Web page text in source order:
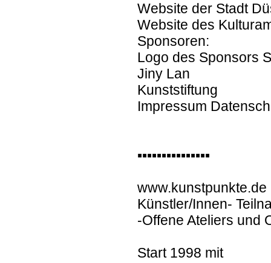
Website der Stadt
Website des
Sponsoren:
Logo des Sponsors
Jiny Lan
Kunststiftung
Impressum
▪︎▪︎▪︎▪︎▪︎▪︎▪︎▪︎▪︎▪︎▪︎▪︎▪︎▪︎▪︎
www.kunstpunkte.de
Künstler/Innen-
-Offene Ateliers und
Start 1998 mit